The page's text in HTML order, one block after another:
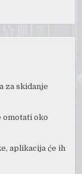
za skidanje
oko
aplikacija će ih